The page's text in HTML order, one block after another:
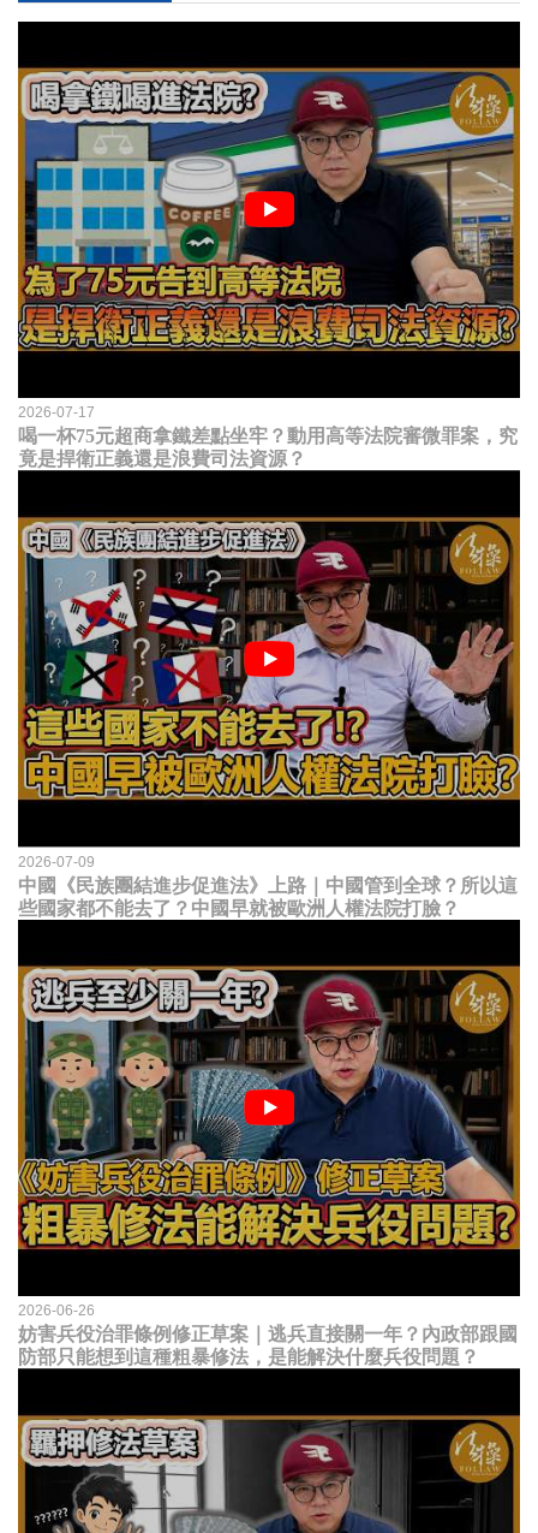
2026-07-17
喝一杯75元超商拿鐵差點坐牢？動用高等法院審微罪案，究
竟是捍衛正義還是浪費司法資源？
2026-07-09
中國《民族團結進步促進法》上路｜中國管到全球？所以這
些國家都不能去了？中國早就被歐洲人權法院打臉？
2026-06-26
妨害兵役治罪條例修正草案｜逃兵直接關一年？內政部跟國
防部只能想到這種粗暴修法，是能解決什麼兵役問題？